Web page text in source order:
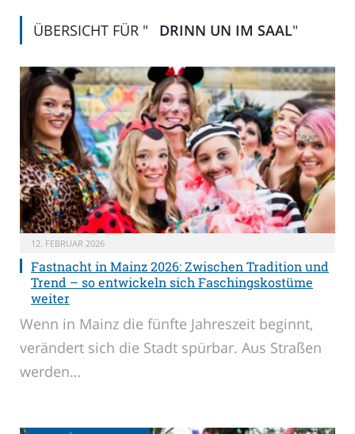
ÜBERSICHT FÜR " DRINN UN IM SAAL"
12. FEBRUAR 2026
Fastnacht in Mainz 2026: Zwischen Tradition und
Trend – so entwickeln sich Faschingskostüme
weiter
Wenn in Mainz die fünfte Jahreszeit beginnt,
verändert sich die Stadt spürbar. Aus Straßen
werden…